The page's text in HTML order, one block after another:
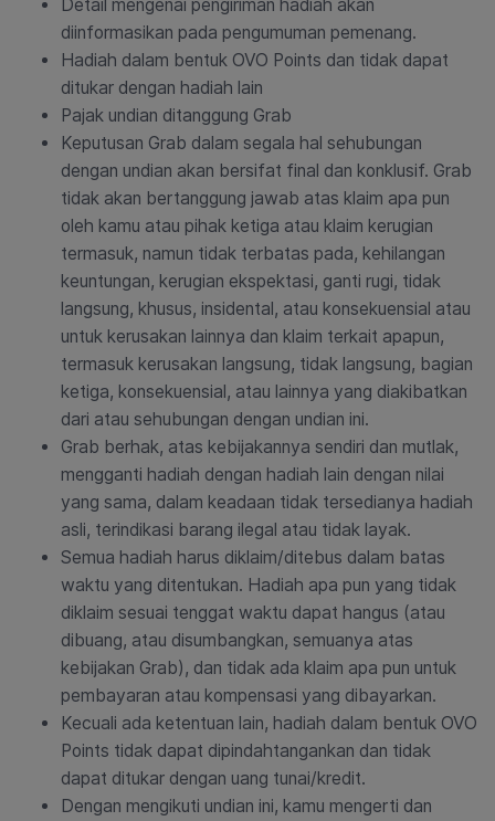
Detail mengenai pengiriman hadiah akan
diinformasikan pada pengumuman pemenang.
Hadiah dalam bentuk OVO Points dan tidak dapat
ditukar dengan hadiah lain
Pajak undian ditanggung Grab
Keputusan Grab dalam segala hal sehubungan
dengan undian akan bersifat final dan konklusif. Grab
tidak akan bertanggung jawab atas klaim apa pun
oleh kamu atau pihak ketiga atau klaim kerugian
termasuk, namun tidak terbatas pada, kehilangan
keuntungan, kerugian ekspektasi, ganti rugi, tidak
langsung, khusus, insidental, atau konsekuensial atau
untuk kerusakan lainnya dan klaim terkait apapun,
termasuk kerusakan langsung, tidak langsung, bagian
ketiga, konsekuensial, atau lainnya yang diakibatkan
dari atau sehubungan dengan undian ini.
Grab berhak, atas kebijakannya sendiri dan mutlak,
mengganti hadiah dengan hadiah lain dengan nilai
yang sama, dalam keadaan tidak tersedianya hadiah
asli, terindikasi barang ilegal atau tidak layak.
Semua hadiah harus diklaim/ditebus dalam batas
waktu yang ditentukan. Hadiah apa pun yang tidak
diklaim sesuai tenggat waktu dapat hangus (atau
dibuang, atau disumbangkan, semuanya atas
kebijakan Grab), dan tidak ada klaim apa pun untuk
pembayaran atau kompensasi yang dibayarkan.
Kecuali ada ketentuan lain, hadiah dalam bentuk OVO
Points tidak dapat dipindahtangankan dan tidak
dapat ditukar dengan uang tunai/kredit.
Dengan mengikuti undian ini, kamu mengerti dan